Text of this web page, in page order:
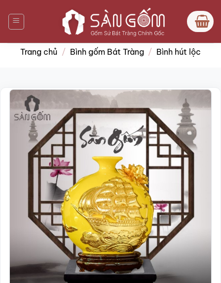
qua
nội
dung
Trang chủ / Bình gốm Bát Tràng / Bình hút lộc